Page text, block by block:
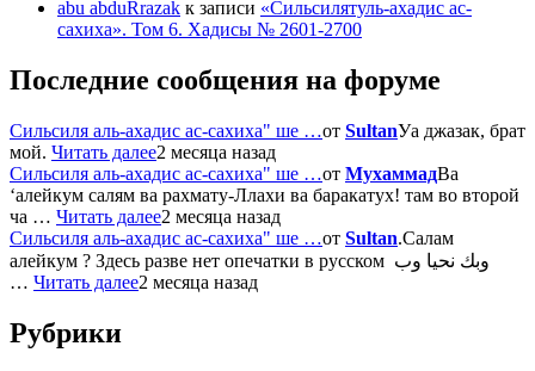
abu abduRrazak к записи «Сильсилятуль-ахадис ас-
сахиха». Том 6. Хадисы № 2601-2700
Последние сообщения на форуме
Сильсиля аль-ахадис ас-сахиха" ше …от SultanУа джазак, брат
мой. Читать далее2 месяца назад
Сильсиля аль-ахадис ас-сахиха" ше …от МухаммадВа
‘алейкум салям ва рахмату-Ллахи ва баракатух! там во второй
ча … Читать далее2 месяца назад
Сильсиля аль-ахадис ас-сахиха" ше …от Sultan.Салам
алейкум ? Здесь разве нет опечатки в русском وبك نحيا وب
… Читать далее2 месяца назад
Рубрики